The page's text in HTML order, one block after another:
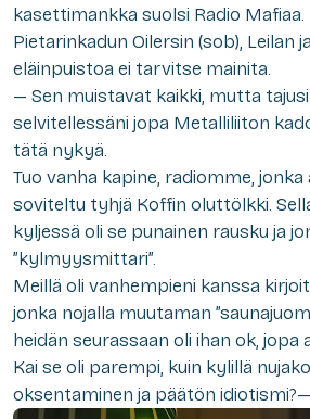
kasettimankka suolsi Radio
Pietarinkadun Oilersin (sob), Leilan
eläinpuistoa ei tarvitse mainita.
— Sen muistavat kaikki, mutta
selvitellessäni jopa Metalliliiton
tätä nykyä.
Tuo vanha kapine, radiomme,
soviteltu tyhjä Koffin oluttölkki.
kyljessä oli se punainen rausku ja
”kylmyysmittari”.
Meillä oli vanhempieni kanssa
jonka nojalla muutaman
heidän seurassaan oli ihan ok, jopa
Kai se oli parempi, kuin kylillä
oksentaminen ja päätön idiotismi?—